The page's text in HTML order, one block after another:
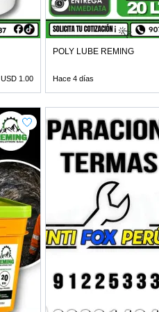
USD 1.00
POLY LUBE REMING
Hace 4 días